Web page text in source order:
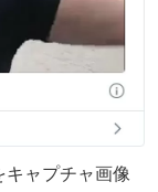
キャプチャ画像